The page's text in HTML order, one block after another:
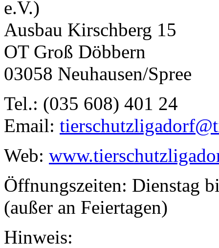
e.V.)
Ausbau Kirschberg 15
OT Groß Döbbern
03058 Neuhausen/Spree
Tel.: (035 608) 401 24
Email:
Web:
Öffnungszeiten: Dienstag
(außer an Feiertagen)
Hinweis: